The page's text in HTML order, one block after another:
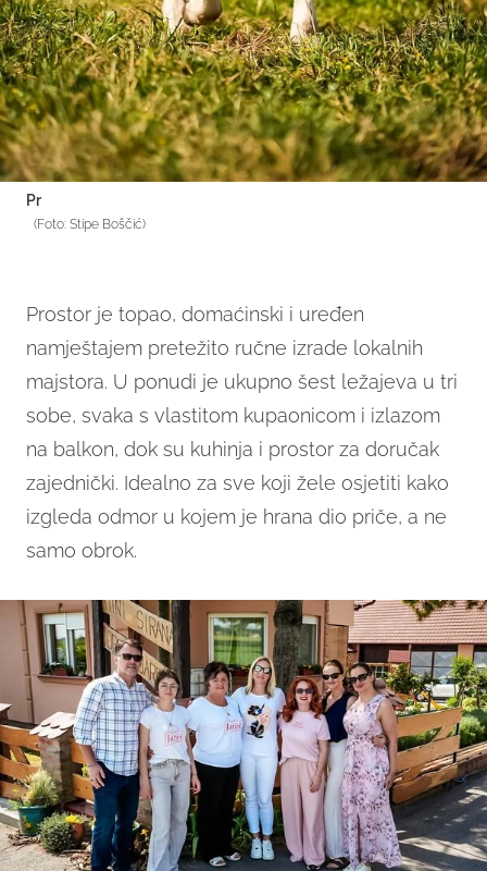
Pr
(Foto: Stipe Boščić)
Prostor je topao, domaćinski i uređen
namještajem pretežito ručne izrade lokalnih
majstora. U ponudi je ukupno šest ležajeva u tri
sobe, svaka s vlastitom kupaonicom i izlazom
na balkon, dok su kuhinja i prostor za doručak
zajednički. Idealno za sve koji žele osjetiti kako
izgleda odmor u kojem je hrana dio priče, a ne
samo obrok.